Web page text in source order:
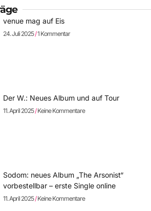
venue mag auf Eis
24. Juli 2025 1 Kommentar
Der W.: Neues Album und auf Tour
11. April 2025 Keine Kommentare
Sodom: neues Album „The Arsonist“
vorbestellbar – erste Single online
11. April 2025 Keine Kommentare